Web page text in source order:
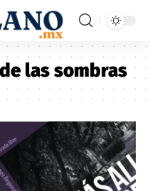
las sombras